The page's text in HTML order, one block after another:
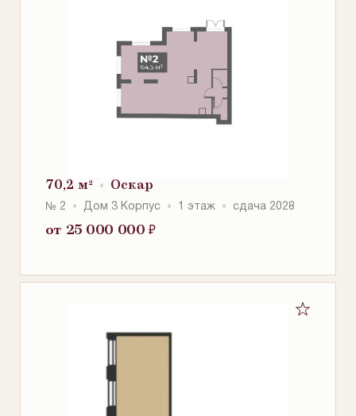
70,2 м² Оскар
№ 2 Дом 3 Корпус 1 этаж сдача 2028
от 25 000 000 ₽